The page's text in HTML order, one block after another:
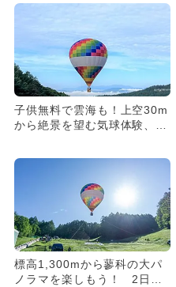
子供無料で雲海も！上空30m
から絶景を望む気球体験、長
標高1,300mから蓼科の大パ
ノラマを楽しもう！ 2日間